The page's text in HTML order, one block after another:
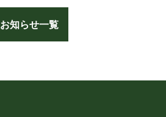
お知らせ一覧